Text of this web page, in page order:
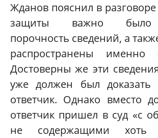
Жданов пояснил в разговоре
защиты важно было
порочность сведений, а
распространены именно
Достоверны же эти
уже должен был доказать
ответчик. Однако вместо
ответчик пришел в суд «с
не содержащими хоть